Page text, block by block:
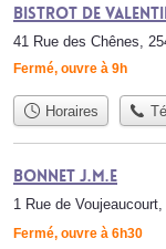
Bistrot de
41 Rue des Chênes,
Fermé, ouvre à 9h
Horaires
Bonnet J.M.E
1 Rue de
Fermé, ouvre à 6h30